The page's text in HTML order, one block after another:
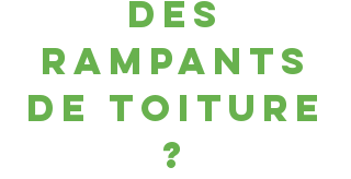
des
rampants
de toiture
?